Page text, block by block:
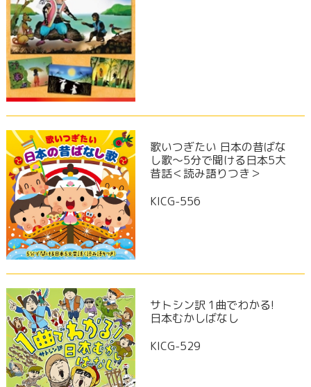
歌いつぎたい 日本の昔ばな
し歌～5分で聞ける日本5大
昔話＜読み語りつき＞
KICG-556
サトシン訳 1曲でわかる!
日本むかしばなし
KICG-529